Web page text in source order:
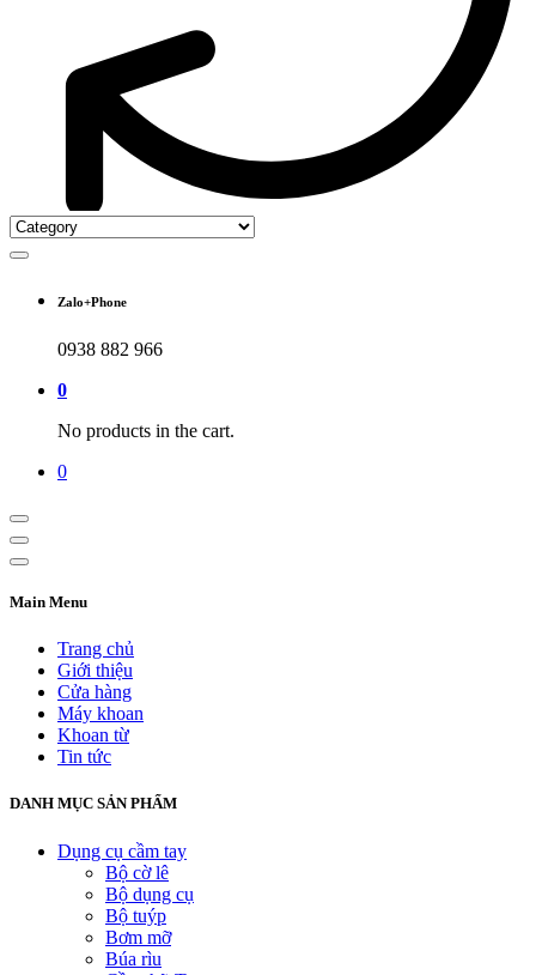
Zalo+Phone
0938 882 966
0
No products in the cart.
0
Main Menu
Trang chủ
Giới thiệu
Cửa hàng
Máy khoan
Khoan từ
Tin tức
DANH MỤC SẢN PHẨM
Dụng cụ cầm tay
Bộ cờ lê
Bộ dụng cụ
Bộ tuýp
Bơm mỡ
Búa rìu